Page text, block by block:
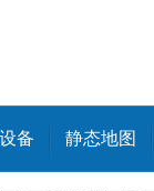
备 静态地图